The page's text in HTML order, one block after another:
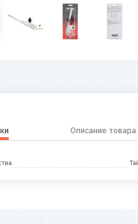
Описание товара